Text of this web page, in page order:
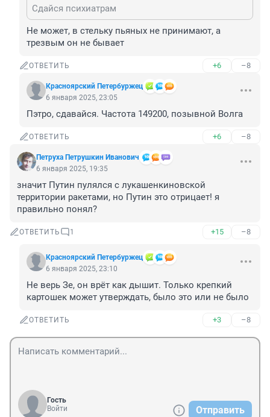
Сдайся психиатрам
Не может, в стельку пьяных не принимают, а
трезвым он не бывает
ОТВЕТИТЬ +6 –8
Красноярский Петербуржец
6 января 2025, 23:05
Пэтро, сдавайся. Частота 149200, позывной Волга
ОТВЕТИТЬ +6 –8
Петруха Петрушкин Иванович
6 января 2025, 19:35
значит Путин пулялся с лукашенкиновской
территории ракетами, но Путин это отрицает! я
правильно понял?
ОТВЕТИТЬ 1 +15 –8
Красноярский Петербуржец
6 января 2025, 23:10
Не верь Зе, он врёт как дышит. Только крепкий
картошек может утверждать, было это или не было
ОТВЕТИТЬ +3 –8
Гость
Войти
Отправить